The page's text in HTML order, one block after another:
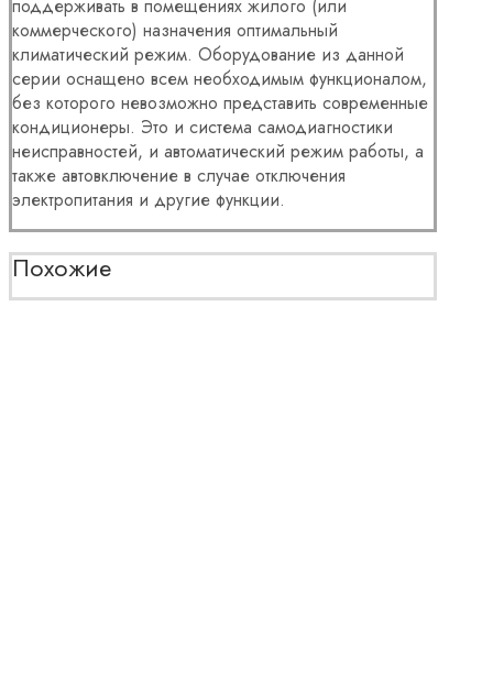
поддерживать в помещениях жилого (или
коммерческого) назначения оптимальный
климатический режим. Оборудование из данной
серии оснащено всем необходимым функционалом,
без которого невозможно представить современные
кондиционеры. Это и система самодиагностики
неисправностей, и автоматический режим работы, а
также автовключение в случае отключения
электропитания и другие функции.
Похожие